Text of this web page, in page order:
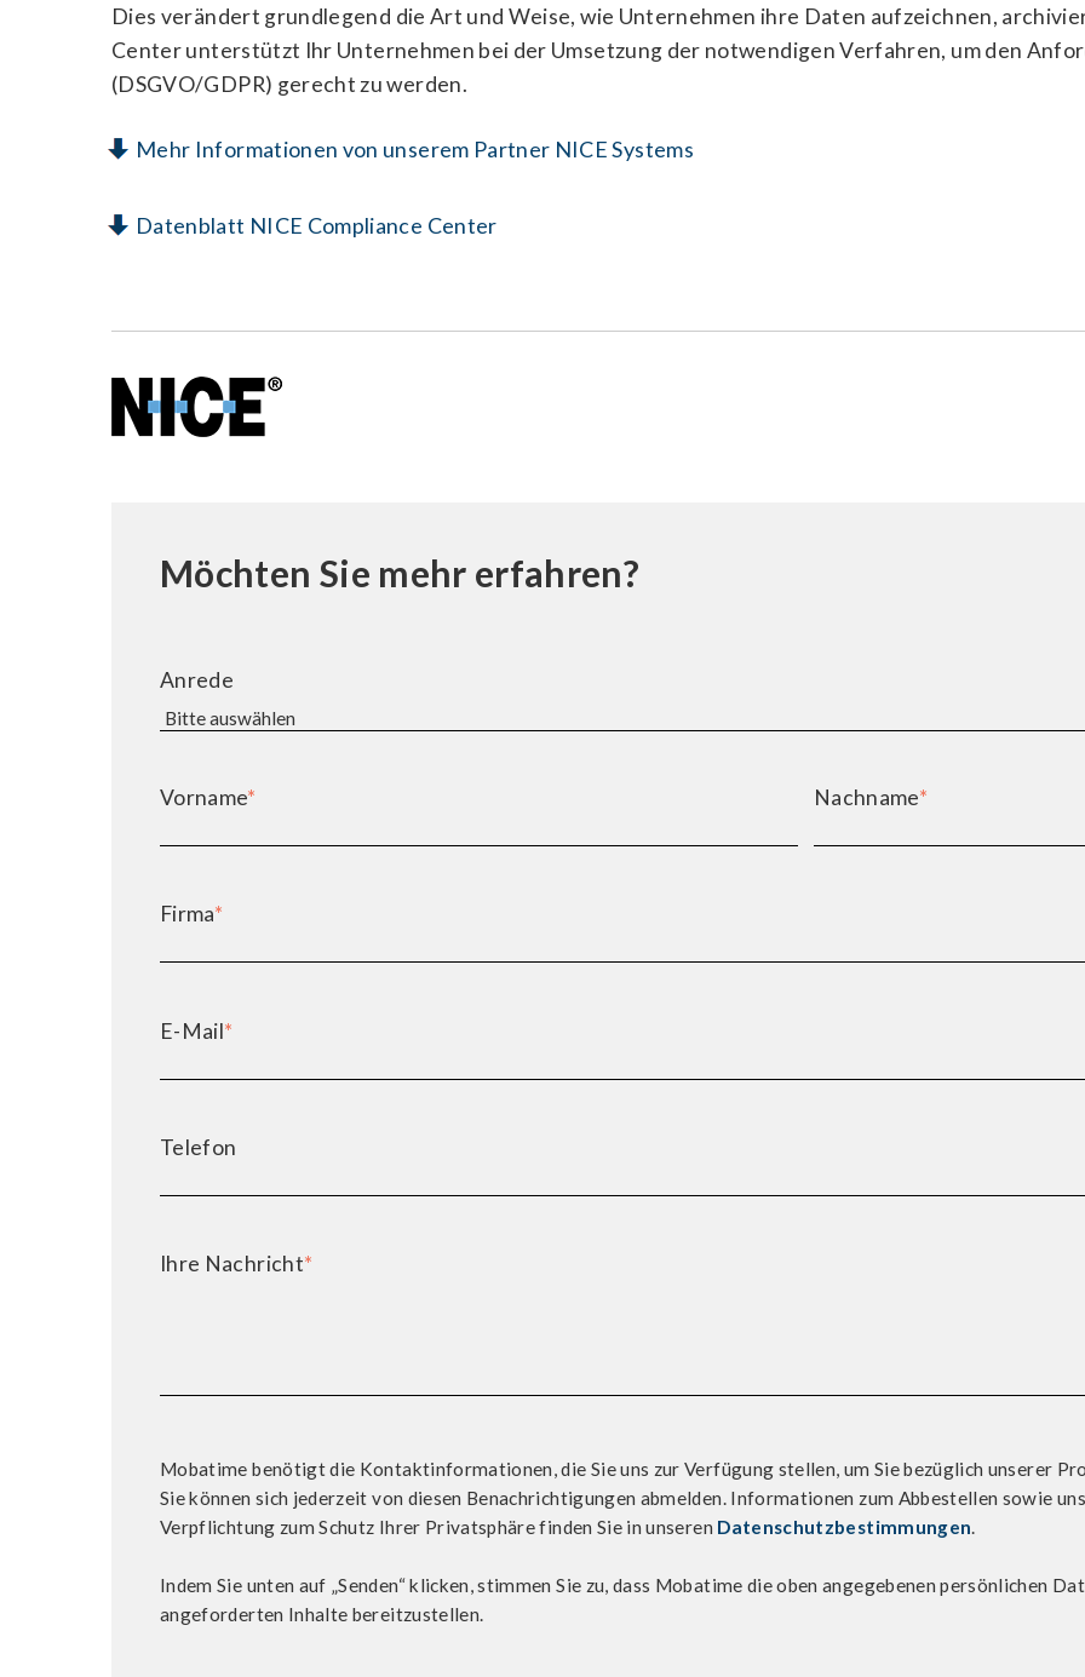
Dies verändert grundlegend die Art und Weise, wie Unternehmen ihre Daten aufzeichnen,
Center unterstützt Ihr Unternehmen bei der Umsetzung der notwendigen Verfahren, um den
(DSGVO/GDPR) gerecht zu werden.
Mehr Informationen von unserem Partner NICE Systems
Datenblatt NICE Compliance Center
Möchten Sie mehr erfahren?
Anrede
Vorname* Nachname*
Firma*
E-Mail*
Telefon
Ihre Nachricht*
Mobatime benötigt die Kontaktinformationen, die Sie uns zur Verfügung stellen, um Sie bezüglich unserer
Sie können sich jederzeit von diesen Benachrichtigungen abmelden. Informationen zum Abbestellen sowie
Verpflichtung zum Schutz Ihrer Privatsphäre finden Sie in unseren Datenschutzbestimmungen.
Indem Sie unten auf „Senden“ klicken, stimmen Sie zu, dass Mobatime die oben angegebenen persönlichen
angeforderten Inhalte bereitzustellen.